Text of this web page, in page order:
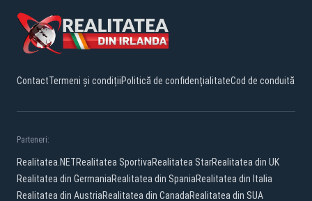
ContactTermeni și condițiiPolitică de confidențialitateCod de conduită
Parteneri:
Realitatea.NETRealitatea SportivaRealitatea StarRealitatea din UK
Realitatea din GermaniaRealitatea din SpaniaRealitatea din Italia
Realitatea din AustriaRealitatea din CanadaRealitatea din SUA